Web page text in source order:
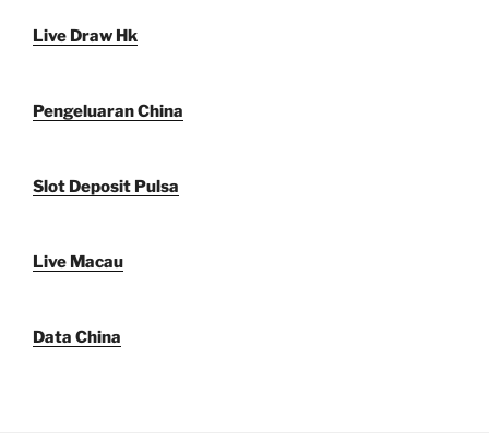
Live Draw Hk
Pengeluaran China
Slot Deposit Pulsa
Live Macau
Data China